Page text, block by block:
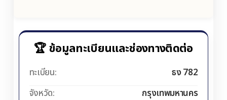
🏆 ข้อมูลทะเบียนและช่องทางติดต่อ
ทะเบียน:
ธง 782
จังหวัด:
กรุงเทพมหานคร